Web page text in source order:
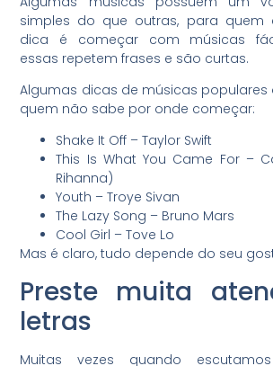
simples do que outras, para quem
dica é começar com músicas
essas repetem frases e são curtas.
Algumas dicas de músicas
quem não sabe por onde começar:
Shake It Off – Taylor Swift
This Is What You Came For –
Rihanna)
Youth – Troye Sivan
The Lazy Song – Bruno Mars
Cool Girl – Tove Lo
Mas é claro, tudo depende do seu
Preste muita
letras
Muitas vezes quando